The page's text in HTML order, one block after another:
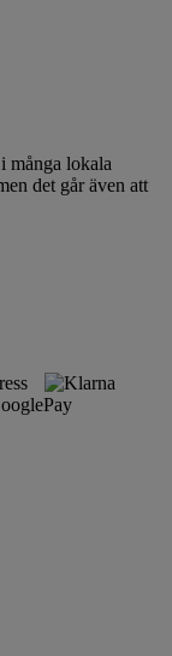
många lokala
det går även att